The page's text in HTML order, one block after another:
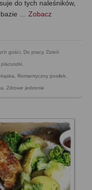
do tych naleśników,
bazie … Zobacz
gości, Do pracy, Dzień
placuszki,
, Romantyczny posiłek,
, Zdrowe jedzenie